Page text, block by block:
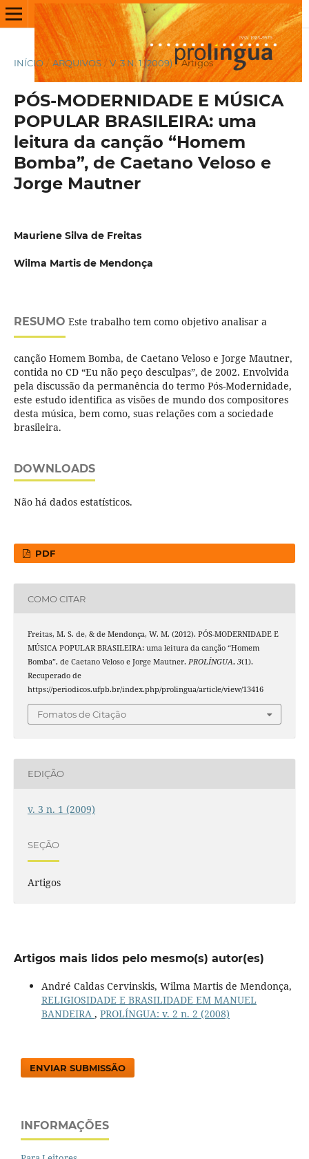
INÍCIO / ARQUIVOS / V. 3 N. 1 (2009) / Artigos
PÓS-MODERNIDADE E MÚSICA
POPULAR BRASILEIRA: uma
leitura da canção “Homem
Bomba”, de Caetano Veloso e
Jorge Mautner
Mauriene Silva de Freitas
Wilma Martis de Mendonça
RESUMO Este trabalho tem como objetivo analisar a
canção Homem Bomba, de Caetano Veloso e Jorge Mautner,
contida no CD “Eu não peço desculpas”, de 2002. Envolvida
pela discussão da permanência do termo Pós-Modernidade,
este estudo identifica as visões de mundo dos compositores
desta música, bem como, suas relações com a sociedade
brasileira.
DOWNLOADS
Não há dados estatísticos.
PDF
COMO CITAR
Freitas, M. S. de, & de Mendonça, W. M. (2012). PÓS-MODERNIDADE E
MÚSICA POPULAR BRASILEIRA: uma leitura da canção “Homem
Bomba”, de Caetano Veloso e Jorge Mautner. PROLÍNGUA, 3(1).
Recuperado de
https://periodicos.ufpb.br/index.php/prolingua/article/view/13416
Fomatos de Citação
EDIÇÃO
v. 3 n. 1 (2009)
SEÇÃO
Artigos
Artigos mais lidos pelo mesmo(s) autor(es)
André Caldas Cervinskis, Wilma Martis de Mendonça,
RELIGIOSIDADE E BRASILIDADE EM MANUEL
BANDEIRA , PROLÍNGUA: v. 2 n. 2 (2008)
ENVIAR SUBMISSÃO
INFORMAÇÕES